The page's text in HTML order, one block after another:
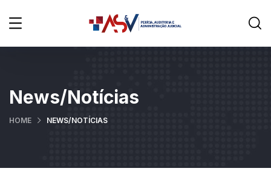
News/Notícias
HOME NEWS/NOTÍCIAS